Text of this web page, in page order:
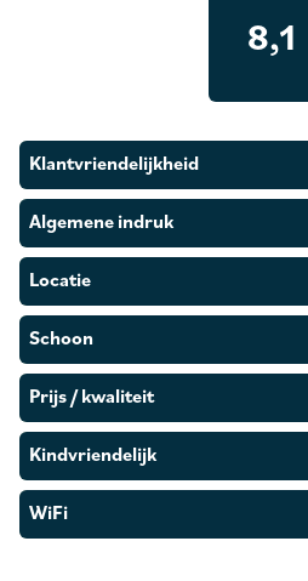
8,1
Klantvriendelijkheid
Algemene indruk
Locatie
Schoon
Prijs / kwaliteit
Kindvriendelijk
WiFi